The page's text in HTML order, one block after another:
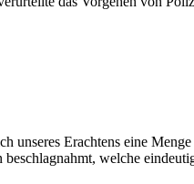
Erachtens eine
welche